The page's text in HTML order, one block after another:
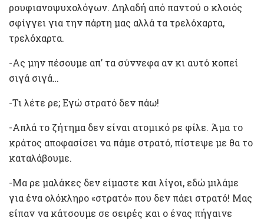
ρουφιανοψυχολόγων. Δηλαδή από παντού ο κλοιός
σφίγγει για την πάρτη μας αλλά τα τρελόχαρτα,
τρελόχαρτα.
-Ας μην πέσουμε απ’ τα σύννεφα αν κι αυτό κοπεί
σιγά σιγά…
-Τι λέτε ρε; Εγώ στρατό δεν πάω!
-Απλά το ζήτημα δεν είναι ατομικό ρε φίλε. Άμα το
κράτος αποφασίσει να πάμε στρατό, πίστεψε με θα το
καταλάβουμε.
-Μα ρε μαλάκες δεν είμαστε και λίγοι, εδώ μιλάμε
για ένα ολόκληρο «στρατό» που δεν πάει στρατό! Μας
είπαν να κάτσουμε σε σειρές και ο ένας πήγαινε